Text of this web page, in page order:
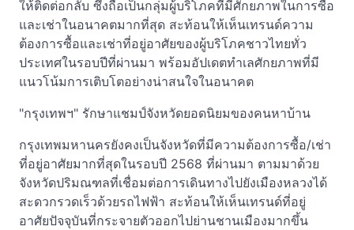
ให้ติดต่อกลับ ซึ่งถือเป็นกลุ่มผู้บริโภคที่มีศักยภาพในการซื้อ
และเช่าในอนาคตมากที่สุด สะท้อนให้เห็นเทรนด์ความ
ต้องการซื้อและเช่าที่อยู่อาศัยของผู้บริโภคชาวไทยทั่ว
ประเทศในรอบปีที่ผ่านมา พร้อมอัปเดตทำเลศักยภาพที่มี
แนวโน้มการเติบโตอย่างน่าสนใจในอนาคต
"กรุงเทพฯ" รักษาแชมป์จังหวัดยอดนิยมของคนหาบ้าน
กรุงเทพมหานครยังคงเป็นจังหวัดที่มีความต้องการซื้อ/เช่า
ที่อยู่อาศัยมากที่สุดในรอบปี 2568 ที่ผ่านมา ตามมาด้วย
จังหวัดปริมณฑลที่เชื่อมต่อการเดินทางไปยังเมืองหลวงได้
สะดวกรวดเร็วด้วยรถไฟฟ้า สะท้อนให้เห็นเทรนด์ที่อยู่
อาศัยปัจจุบันที่กระจายตัวออกไปย่านชานเมืองมากขึ้น